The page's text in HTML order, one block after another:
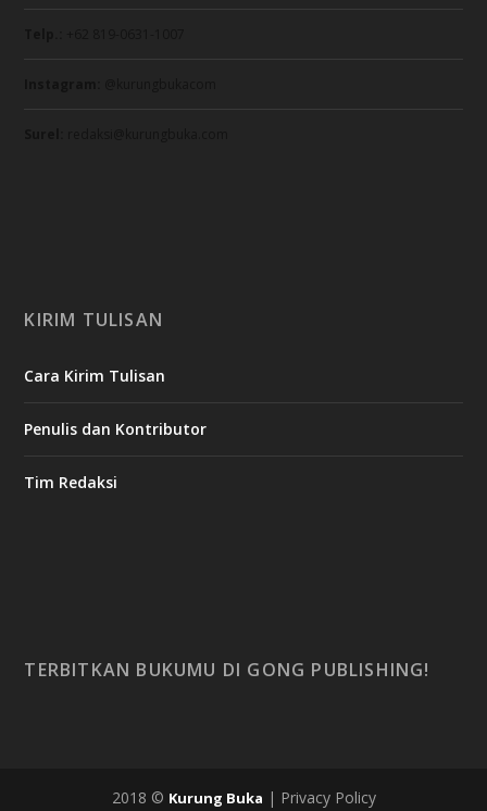
KIRIM TULISAN
Cara Kirim Tulisan
Penulis dan Kontributor
Tim Redaksi
TERBITKAN BUKUMU DI GONG PUBLISHING!
2018 © Kurung Buka | Privacy Policy